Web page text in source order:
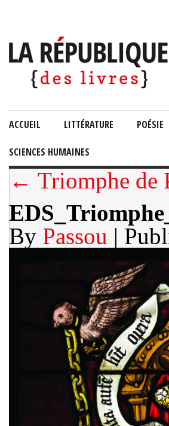
ACCUEIL LITTÉRATURE POÉSIE
SCIENCES HUMAINES
← Triomphe de
By Passou |